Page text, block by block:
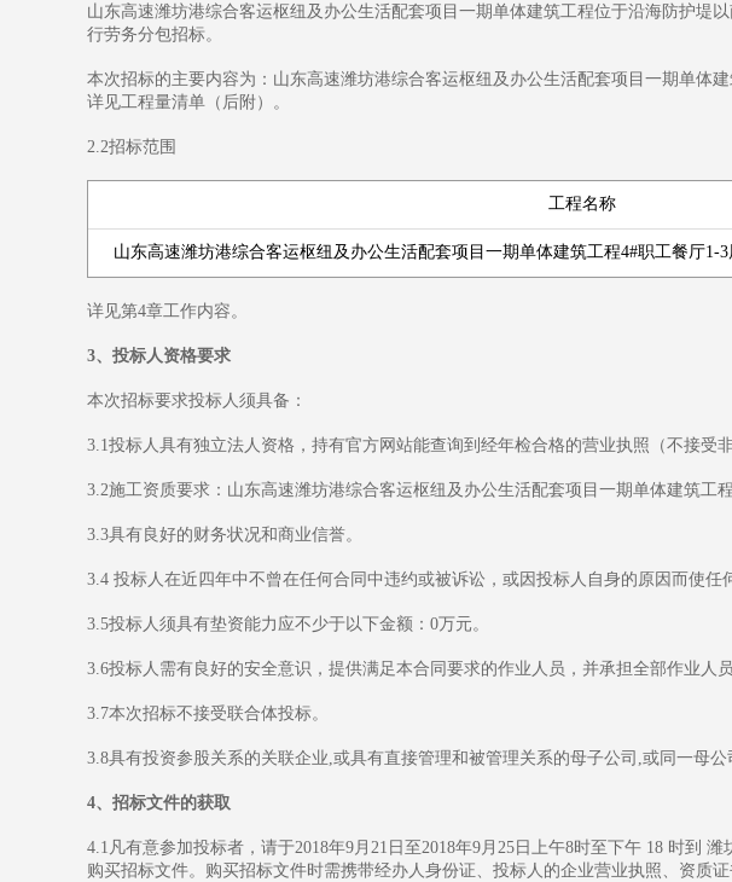
山东高速潍坊港综合客运枢纽及办公生活配套项目一期单体建筑工程位于沿海防护堤
行劳务分包招标。
本次招标的主要内容为：山东高速潍坊港综合客运枢纽及办公生活配套项目一期单体
详见工程量清单（后附）。
2.2招标范围
工程名称
山东高速潍坊港综合客运枢纽及办公生活配套项目一期单体建筑工程4#职工餐厅1-
详见第4章工作内容。
3、投标人资格要求
本次招标要求投标人须具备：
3.1投标人具有独立法人资格，持有官方网站能查询到经年检合格的营业执照（不接受
3.2施工资质要求：山东高速潍坊港综合客运枢纽及办公生活配套项目一期单体建筑工
3.3具有良好的财务状况和商业信誉。
3.4 投标人在近四年中不曾在任何合同中违约或被诉讼，或因投标人自身的原因而使任
3.5投标人须具有垫资能力应不少于以下金额：0万元。
3.6投标人需有良好的安全意识，提供满足本合同要求的作业人员，并承担全部作业人
3.7本次招标不接受联合体投标。
3.8具有投资参股关系的关联企业,或具有直接管理和被管理关系的母子公司,或同一母
4、招标文件的获取
4.1凡有意参加投标者，请于2018年9月21日至2018年9月25日上午8时至下午 18 时到
购买招标文件。购买招标文件时需携带经办人身份证、投标人的企业营业执照、资质